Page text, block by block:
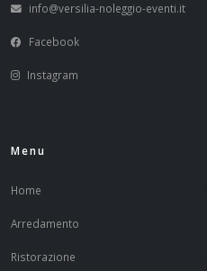
info@versilia-noleggio-eventi.it
Facebook
Instagram
Menu
Home
Arredamento
Ristorazione